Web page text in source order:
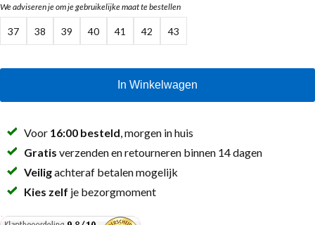
Enkellaarsjes met rits
Chelseaboots
We adviseren je om je gebruikelijke maat te bestellen
37 38 39 40 41 42 43
In Winkelwagen
Voor 16:00 besteld , morgen in huis
Gratis verzenden en retourneren binnen 14 dagen
Veiligachteraf betalen mogelijk
Kies zelf je bezorgmoment